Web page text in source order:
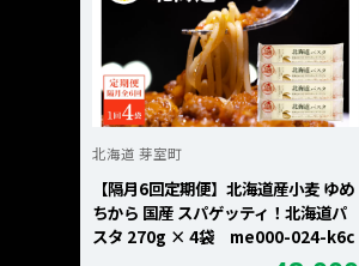
北海道 芽室町
【隔月6回定期便】北海道産小麦 ゆめ
ちから 国産 スパゲッティ！北海道パ
スタ 270g × 4袋 me000-024-k6c